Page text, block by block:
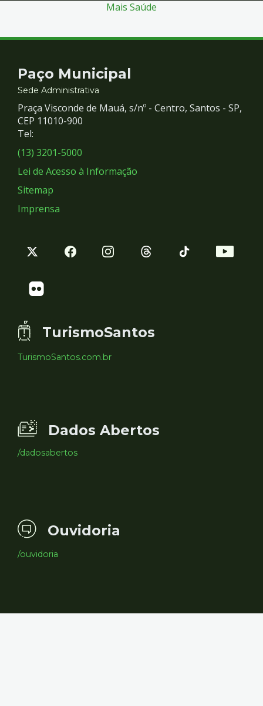
Mais Saúde
Contato
e
Redes
Sociais
Paço Municipal
Sede Administrativa
Praça Visconde de Mauá, s/nº - Centro, Santos - SP,
CEP 11010-900
Tel:
(13) 3201-5000
Lei de Acesso à Informação
Sitemap
Imprensa
TurismoSantos
TurismoSantos.com.br
Dados Abertos
/dadosabertos
Ouvidoria
/ouvidoria